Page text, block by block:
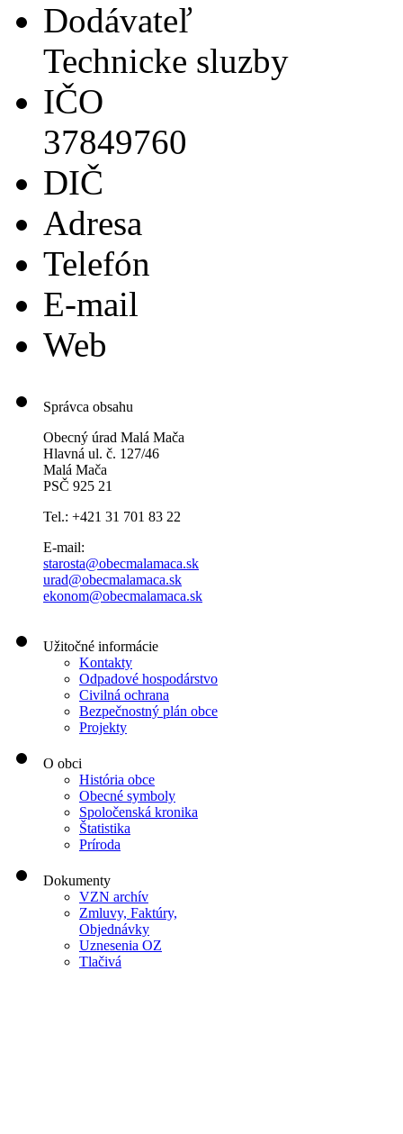
Dodávateľ
Technicke sluzby
IČO
37849760
DIČ
Adresa
Telefón
E-mail
Web
Správca obsahu
Obecný úrad Malá Mača
Hlavná ul. č. 127/46
Malá Mača
PSČ 925 21
Tel.: +421 31 701 83 22
E-mail:
starosta@obecmalamaca.sk
urad@obecmalamaca.sk
ekonom@obecmalamaca.sk
Užitočné informácie
Kontakty
Odpadové hospodárstvo
Civilná ochrana
Bezpečnostný plán obce
Projekty
O obci
História obce
Obecné symboly
Spoločenská kronika
Štatistika
Príroda
Dokumenty
VZN archív
Zmluvy, Faktúry,
Objednávky
Uznesenia OZ
Tlačivá